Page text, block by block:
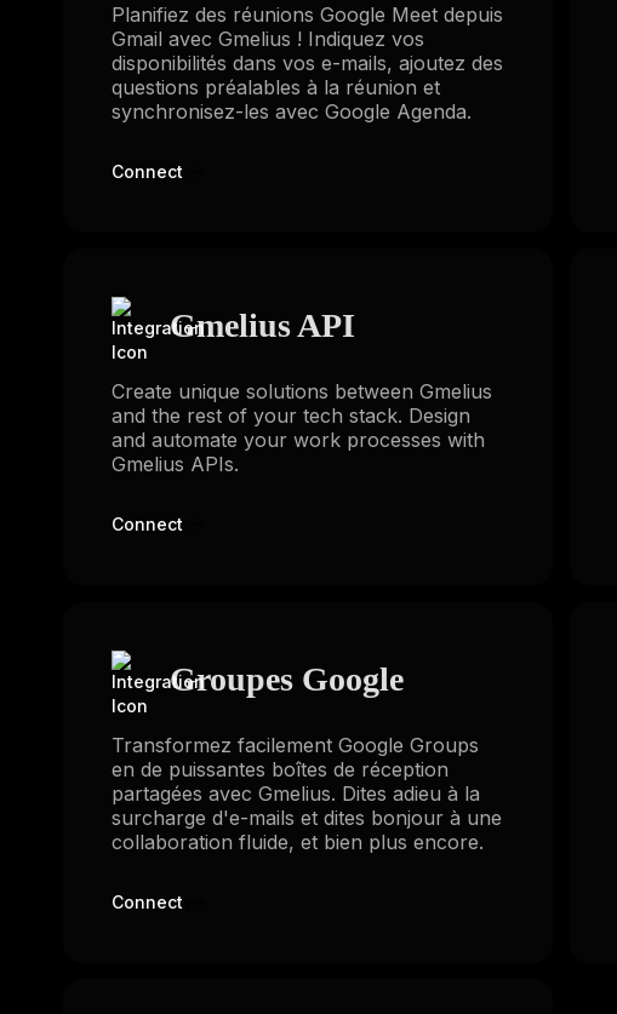
Planifiez des réunions Google Meet depuis
Gmail avec Gmelius ! Indiquez vos
disponibilités dans vos e-mails, ajoutez des
questions préalables à la réunion et
synchronisez-les avec Google Agenda.
Connect
Gmelius API
Create unique solutions between Gmelius
and the rest of your tech stack. Design
and automate your work processes with
Gmelius APIs.
Connect
Groupes Google
Transformez facilement Google Groups
en de puissantes boîtes de réception
partagées avec Gmelius. Dites adieu à la
surcharge d'e-mails et dites bonjour à une
collaboration fluide, et bien plus encore.
Connect